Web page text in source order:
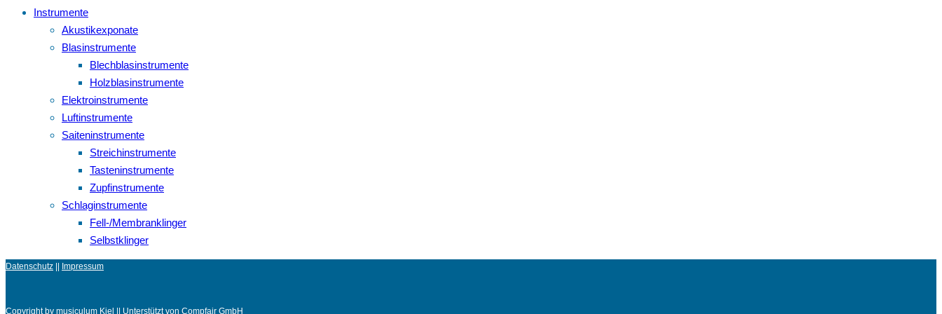
Instrumente
Akustikexponate
Blasinstrumente
Blechblasinstrumente
Holzblasinstrumente
Elektroinstrumente
Luftinstrumente
Saiteninstrumente
Streichinstrumente
Tasteninstrumente
Zupfinstrumente
Schlaginstrumente
Fell-/Membranklinger
Selbstklinger
Datenschutz Impressum
Copyright by musiculum Kiel || Unterstützt von Compfair GmbH